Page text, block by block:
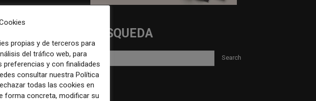
BUSQUEDA
propias y de terceros para
del tráfico web, para
y con finalidades
consultar nuestra Política
todas las cookies en
forma concreta, modificar su